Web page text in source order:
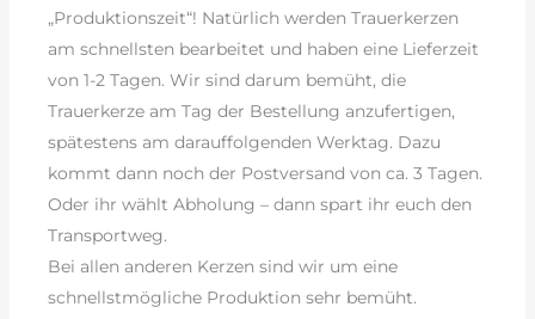
„Produktionszeit“! Natürlich werden Trauerkerzen
am schnellsten bearbeitet und haben eine Lieferzeit
von 1-2 Tagen. Wir sind darum bemüht, die
Trauerkerze am Tag der Bestellung anzufertigen,
spätestens am darauffolgenden Werktag. Dazu
kommt dann noch der Postversand von ca. 3 Tagen.
Oder ihr wählt Abholung – dann spart ihr euch den
Transportweg.
Bei allen anderen Kerzen sind wir um eine
schnellstmögliche Produktion sehr bemüht.